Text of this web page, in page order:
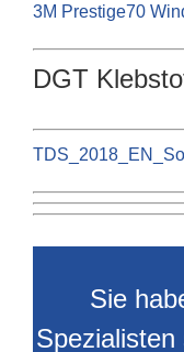
3M Prestige70
DGT
Sie
Spezialisten